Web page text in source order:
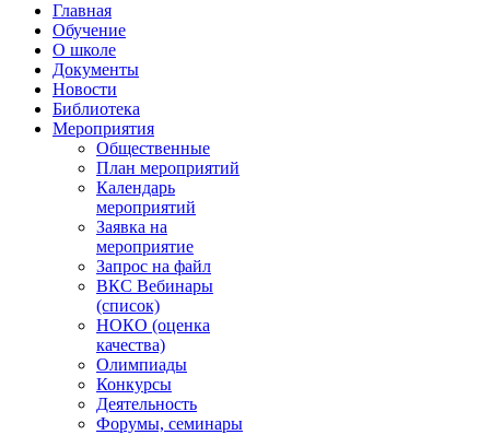
Главная
Обучение
О школе
Документы
Новости
Библиотека
Мероприятия
Общественные
План мероприятий
Календарь
мероприятий
Заявка на
мероприятие
Запрос на файл
ВКС Вебинары
(список)
НОКО (оценка
качества)
Олимпиады
Конкурсы
Деятельность
Форумы, семинары